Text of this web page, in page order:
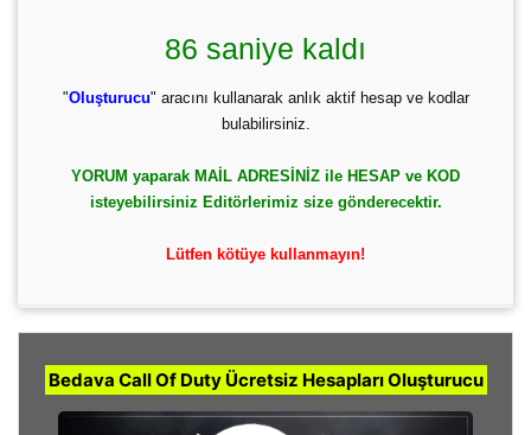
85 saniye kaldı
"Oluşturucu" aracını kullanarak anlık aktif hesap ve kodlar
bulabilirsiniz.
YORUM yaparak MAİL ADRESİNİZ ile HESAP ve KOD
isteyebilirsiniz Editörlerimiz size gönderecektir.
Lütfen kötüye kullanmayın!
Bedava Call Of Duty Ücretsiz Hesapları Oluşturucu